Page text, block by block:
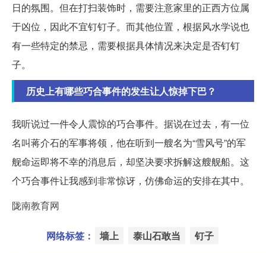
日的氛围。但在打扫装饰时，需要注意家里的正西方位属
于凶位，因此不宜钉钉子。而其他位置，根据风水学说也
有一些特定的禁忌，需要根据具体情况来决定是否钉钉
子。
历史上有哪些巧合事件的发生让人惊掉下巴？
我听说过一件令人震惊的巧合事件。据说在过去，有一位
名叫蒋介石的军事将领，他在听到一艘名为“雪风号”的军
舰命运即将不幸的消息后，却坚决要求拆解这艘舰船。这
个巧合事件让我感到非常惊讶，仿佛命运的安排在其中。
陇南教育网
网络标签： 墙上 泰山石敢当 钉子